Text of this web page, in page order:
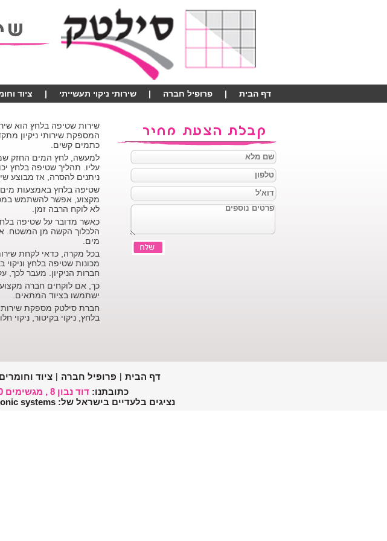
דף הבית | פרופיל חברה | שירותי ניקוי תעשייתי | ציוד
שירות שטיפה בלחץ הוא
המספקת שירותי ניקיון
כתמים קשים.
למעשה, לחץ המים החזק
עליו. תהליך שטיפה בלחץ
ניתנים להסרה, אז מבוצע
שטיפה בלחץ באמצעות מים
מקצוע, אפשר להשתמש
לא לוקח הרבה זמן.
כאשר מדובר על שטיפה
הלכלוך הקשה מן המשטח.
מים.
בכל מקרה, כדאי לקחת
מכונות שטיפה בלחץ
חברות הניקיון. מעבר לכך,
כך, אם לוקחים חברה
ישתמשו בציוד המתאים.
חברת סילטק מספקת
בלחץ, ניקוי בקיטור, ניקוי
דף הבית | פרופיל חברה | ציוד וחומרים
כתובתנו: דוד נבון 8 , מגשימים 56910
נציגים בלעדיים בישראל של: Swiss-clean,Osprey Deep Clean,PSS Interservice,Ionic systems